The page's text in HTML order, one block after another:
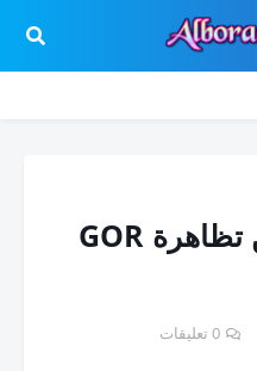
رقص إفريقي ضمن تظاهرة GOR
0 تعليقات